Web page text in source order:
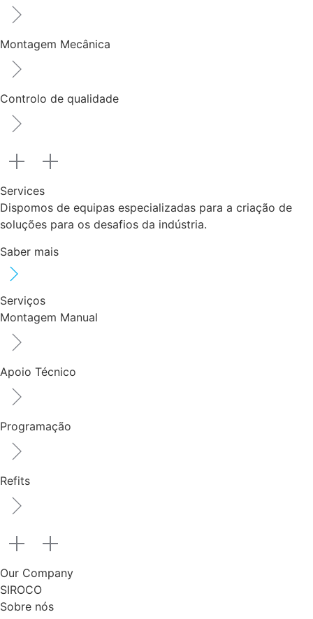
Montagem Mecânica
Controlo de qualidade
Services
Dispomos de equipas especializadas para a criação de
soluções para os desafios da indústria.
Saber mais
Serviços
Montagem Manual
Apoio Técnico
Programação
Refits
Our Company
SIROCO
Sobre nós